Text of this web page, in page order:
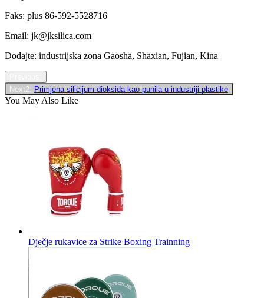
Faks: plus 86-592-5528716
Email: jk@jksilica.com
Dodajte: industrijska zona Gaosha, Shaxian, Fujian, Kina
Next2: Primjena silicijum dioksida kao punila u industriji plastike
You May Also Like
Dječje rukavice za Strike Boxing Trainning